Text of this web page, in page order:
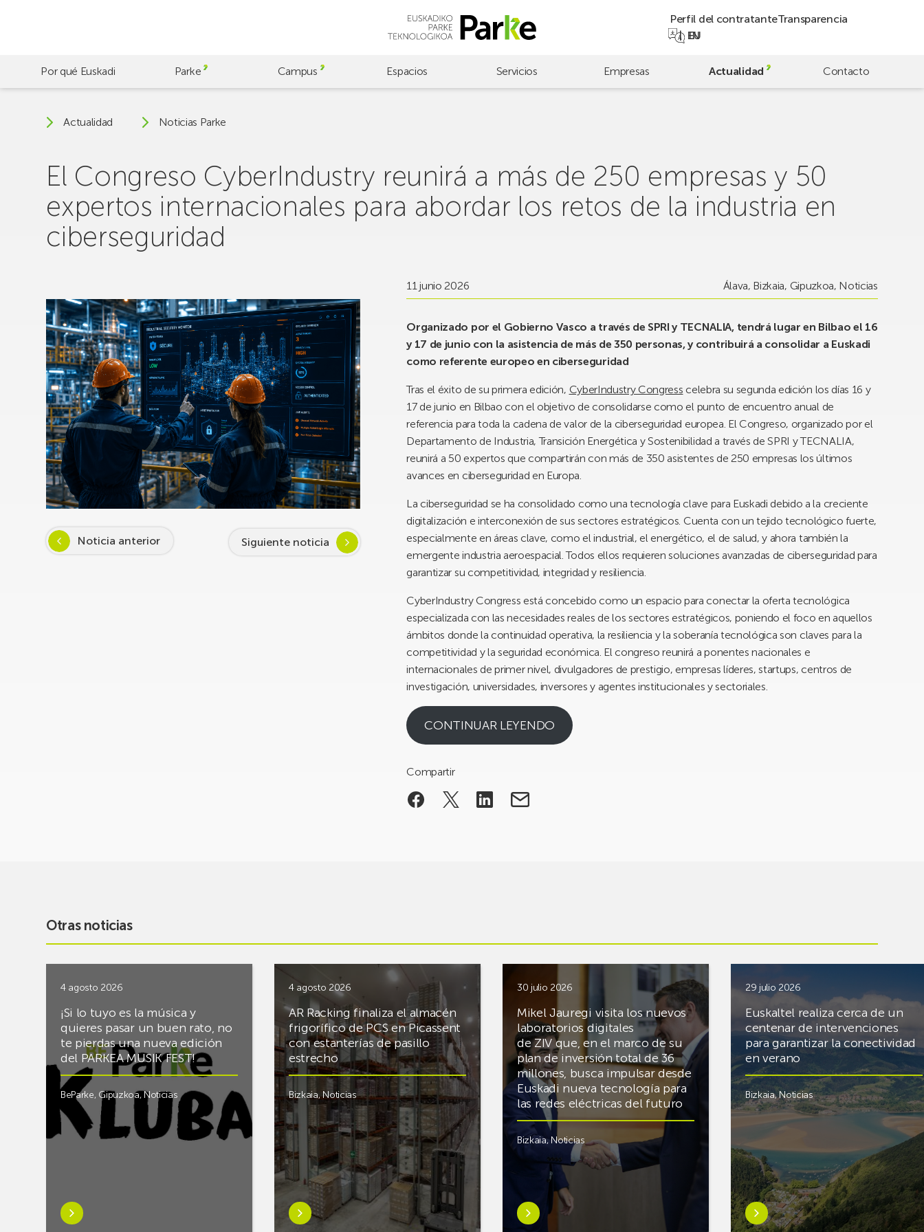
Perfil del contratanteTransparencia
EU
EN
Por qué Euskadi Parke Campus Espacios Servicios Empresas Actualidad Contacto
Actualidad Noticias Parke
El Congreso CyberIndustry reunirá a más de 250 empresas y 50
expertos internacionales para abordar los retos de la industria en
ciberseguridad
Noticia anterior Siguiente noticia
11 junio 2026 Álava, Bizkaia, Gipuzkoa, Noticias
Organizado por el Gobierno Vasco a través de SPRI y TECNALIA, tendrá lugar en Bilbao el 16
y 17 de junio con la asistencia de más de 350 personas, y contribuirá a consolidar a Euskadi
como referente europeo en ciberseguridad
Tras el éxito de su primera edición, CyberIndustry Congress celebra su segunda edición los días 16 y
17 de junio en Bilbao con el objetivo de consolidarse como el punto de encuentro anual de
referencia para toda la cadena de valor de la ciberseguridad europea. El Congreso, organizado por el
Departamento de Industria, Transición Energética y Sostenibilidad a través de SPRI y TECNALIA,
reunirá a 50 expertos que compartirán con más de 350 asistentes de 250 empresas los últimos
avances en ciberseguridad en Europa.
La ciberseguridad se ha consolidado como una tecnología clave para Euskadi debido a la creciente
digitalización e interconexión de sus sectores estratégicos. Cuenta con un tejido tecnológico fuerte,
especialmente en áreas clave, como el industrial, el energético, el de salud, y ahora también la
emergente industria aeroespacial. Todos ellos requieren soluciones avanzadas de ciberseguridad para
garantizar su competitividad, integridad y resiliencia.
CyberIndustry Congress está concebido como un espacio para conectar la oferta tecnológica
especializada con las necesidades reales de los sectores estratégicos, poniendo el foco en aquellos
ámbitos donde la continuidad operativa, la resiliencia y la soberanía tecnológica son claves para la
competitividad y la seguridad económica. El congreso reunirá a ponentes nacionales e
internacionales de primer nivel, divulgadores de prestigio, empresas líderes, startups, centros de
investigación, universidades, inversores y agentes institucionales y sectoriales.
CONTINUAR LEYENDO
Compartir
Otras noticias
4 agosto 2026
¡Si lo tuyo es la música y
quieres pasar un buen rato, no
te pierdas una nueva edición
del PARKEA MUSIK FEST!
BeParke, Gipuzkoa,Noticias
Saber
más
4 agosto 2026
AR Racking finaliza el almacén
frigorífico de PCS en Picassent
con estanterías de pasillo
estrecho
Bizkaia,Noticias
Saber
más
30 julio 2026
Mikel Jauregi visita los nuevos
laboratorios digitales
de ZIV que, en el marco de su
plan de inversión total de 36
millones, busca impulsar desde
Euskadi nueva tecnología para
las redes eléctricas del futuro
Bizkaia,Noticias
Saber
más
29 julio 2026
Euskaltel realiza cerca de un
centenar de intervenciones
para garantizar la conectividad
en verano
Bizkaia,Noticias
Saber
más